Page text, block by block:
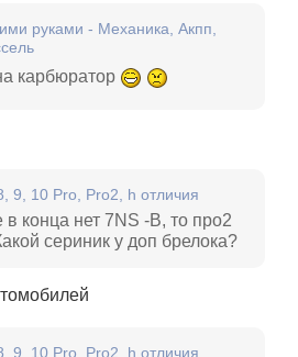
руками - Механика, Акпп,
карбюратор
9, 10 Pro, Pro2, h отличия
в конца нет 7NS -B, то про2
сериник у доп брелока?
9, 10 Pro, Pro2, h отличия